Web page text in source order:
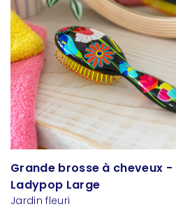
Grande brosse à cheveux -
Ladypop Large
Jardin fleuri